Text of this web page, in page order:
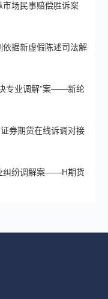
场民事赔偿胜诉案
据新虚假陈述司法解
专业调解”案——新纶
券期货在线诉调对接
纠纷调解案——H期货